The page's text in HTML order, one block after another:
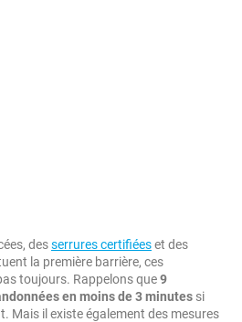
desserrures certifiéeset des
la première barrière, ces
toujours. Rappelons que9
en moins de 3 minutes si
Mais il existe également des mesures